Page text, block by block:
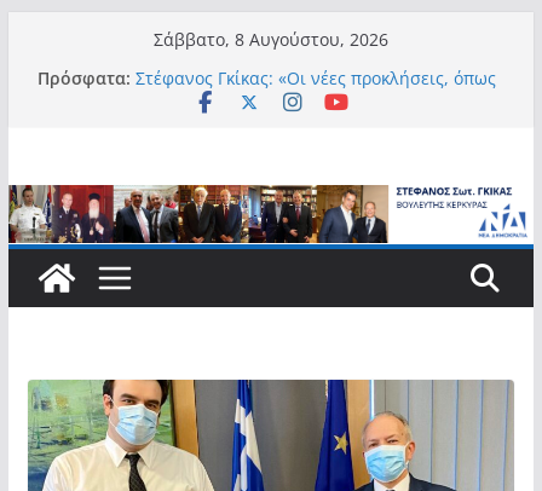
περιεχόμενο
Σάββατο, 8 Αυγούστου, 2026
Πρόσφατα: Στέφανος Γκίκας: «Οι νέες προκλήσεις, όπως
η τεχνητή νοημοσύνη, η κλιματική κρίση, η
απαντήσεις»
Στέφανος Γκίκας:
Στέφανος Γκίκας:
Στέφανος Γκίκας: «Η πρωτοβουλία “Smart
καθημερινότητάς τους»
Στέφανος Γκίκας: «Καλωσορίζω θερμά τους
911 νέους φοιτητές που επέλεξαν τα 6
Τμήματα της Κέρκυρας για τις σπουδές